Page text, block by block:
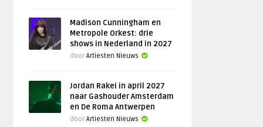
Madison Cunningham en
Metropole Orkest: drie
shows in Nederland in 2027
doorArtiesten Nieuws
Jordan Rakei in april 2027
naar Gashouder Amsterdam
en De Roma Antwerpen
doorArtiesten Nieuws